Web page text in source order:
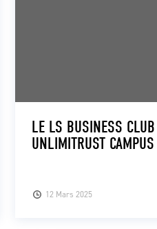
12 Mars 2025
LE LS BUSINESS
UNLIMITRUST CAMPUS